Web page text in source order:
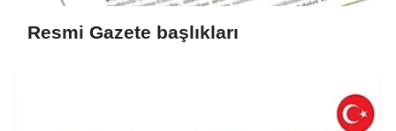
Resmi Gazete başlıkları